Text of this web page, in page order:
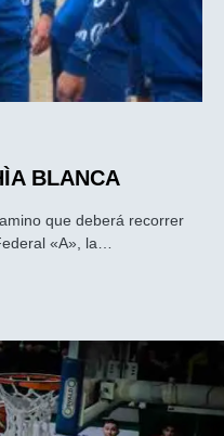
BLANCA
que deberá recorrer
«A», la…